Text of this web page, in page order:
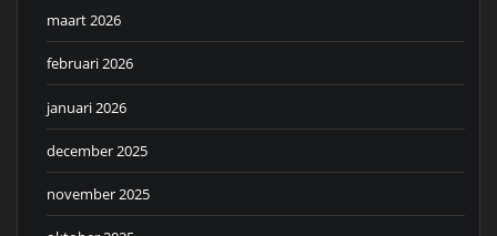
maart 2026
februari 2026
januari 2026
december 2025
november 2025